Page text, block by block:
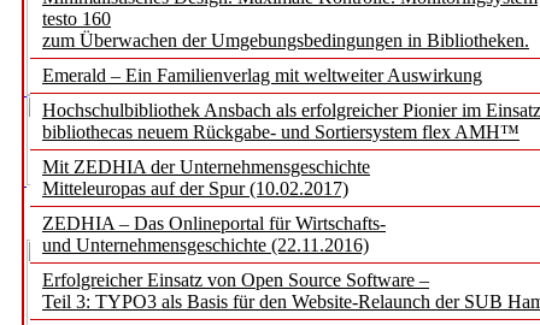
testo 160
zum Überwachen der Umgebungsbedingungen in Bibliotheken.
Emerald – Ein Familienverlag mit weltweiter Auswirkung
Hochschulbibliothek Ansbach als erfolgreicher Pionier im
bibliothecas neuem Rückgabe- und Sortiersystem flex AMH™
Mit ZEDHIA der Unternehmensgeschichte
Mitteleuropas auf der Spur (10.02.2017)
ZEDHIA – Das Onlineportal für Wirtschafts-
und Unternehmensgeschichte (22.11.2016)
Erfolgreicher Einsatz von Open Source Software –
Teil 3: TYPO3 als Basis für den Website-Relaunch der SUB